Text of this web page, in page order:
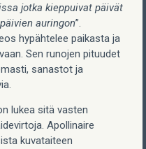
jotka kieppuivat päivät
auringon”.
hypähtelee paikasta ja
Sen runojen pituudet
sanastot ja
lukea sitä vasten
Apollinaire
kuvataiteen